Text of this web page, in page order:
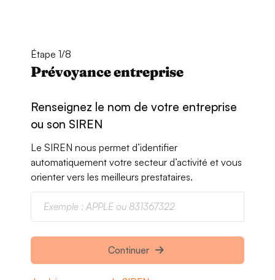
Étape 1/8
Prévoyance entreprise
Renseignez le nom de votre entreprise
ou son SIREN
Le SIREN nous permet d’identifier
automatiquement votre secteur d’activité et vous
orienter vers les meilleurs prestataires.
Continuer